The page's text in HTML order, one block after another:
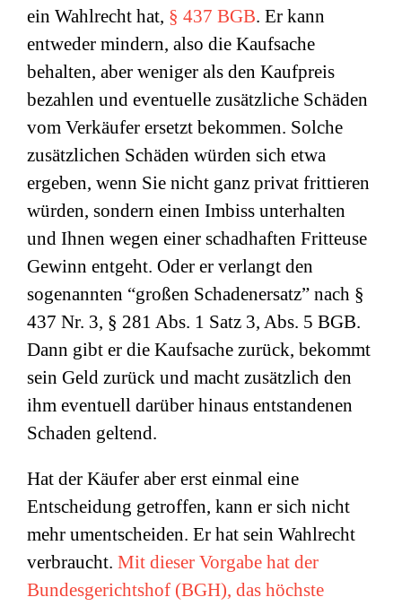
ein Wahlrecht hat, § 437 BGB. Er kann
entweder mindern, also die Kaufsache
behalten, aber weniger als den Kaufpreis
bezahlen und eventuelle zusätzliche Schäden
vom Verkäufer ersetzt bekommen. Solche
zusätzlichen Schäden würden sich etwa
ergeben, wenn Sie nicht ganz privat frittieren
würden, sondern einen Imbiss unterhalten
und Ihnen wegen einer schadhaften Fritteuse
Gewinn entgeht. Oder er verlangt den
sogenannten “großen Schadenersatz” nach §
437 Nr. 3, § 281 Abs. 1 Satz 3, Abs. 5 BGB.
Dann gibt er die Kaufsache zurück, bekommt
sein Geld zurück und macht zusätzlich den
ihm eventuell darüber hinaus entstandenen
Schaden geltend.
Hat der Käufer aber erst einmal eine
Entscheidung getroffen, kann er sich nicht
mehr umentscheiden. Er hat sein Wahlrecht
verbraucht. Mit dieser Vorgabe hat der
Bundesgerichtshof (BGH), das höchste